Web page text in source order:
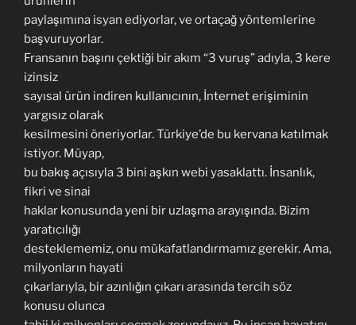
paylaşımına isyan ediyorlar, ve ortaçağ yöntemlerine
başvuruyorlar.
Fransanın başını çektiği bir akım “3 vuruş” adıyla, 3 kere
izinsiz
sayısal ürün indiren kullanıcının, İnternet erişiminin
yargısız olarak
kesilmesini öneriyorlar. Türkiye’de bu kervana katılmak
istiyor. Müyap,
bu bakış açısıyla 3 bini aşkın webi yasaklattı. İnsanlık,
fikri ve sinai
haklar konusunda yeni bir uzlaşma arayışında. Bizim
yaratıcılığı
desteklememiz, onu mükafatlandırmamız gerekir. Ama,
milyonların hayati
çıkarlarıyla, bir azınlığın çıkarı arasında tercih söz
konusu olunca